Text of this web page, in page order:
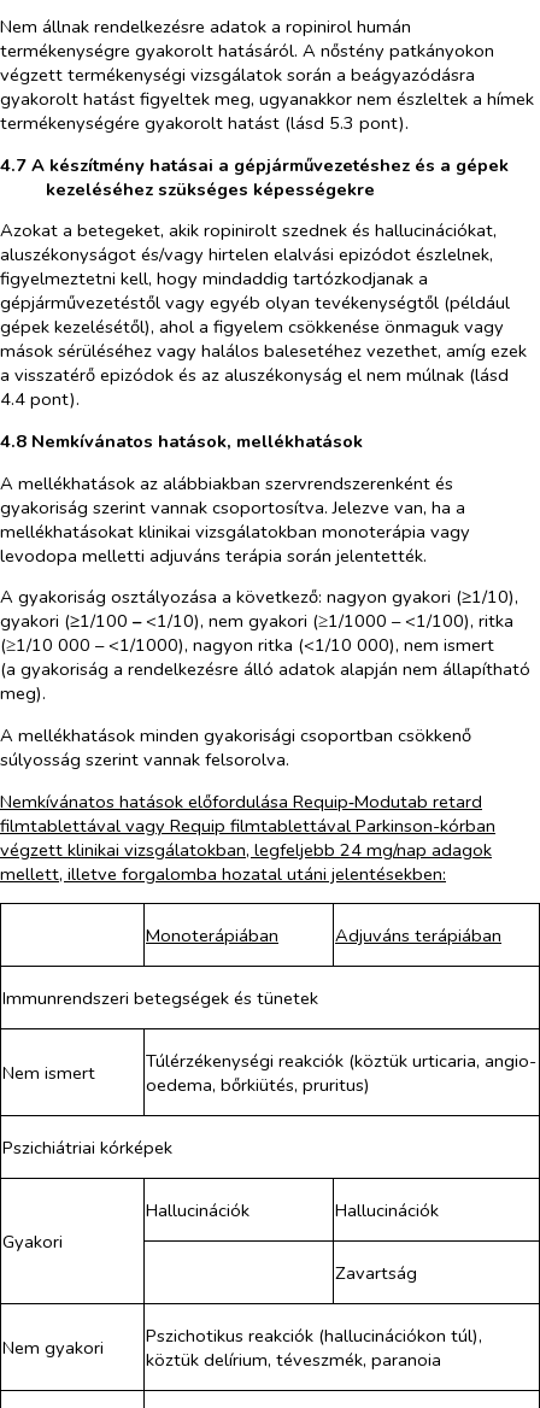
Nem állnak rendelkezésre adatok a ropinirol humán
termékenységre gyakorolt hatásáról. A nőstény patkányokon
végzett termékenységi vizsgálatok során a beágyazódásra
gyakorolt hatást figyeltek meg, ugyanakkor nem észleltek a hímek
termékenységére gyakorolt hatást (lásd 5.3 pont).
4.7 A készítmény hatásai a gépjárművezetéshez és a gépek
kezeléséhez szükséges képességekre
Azokat a betegeket, akik ropinirolt szednek és hallucinációkat,
aluszékonyságot és/vagy hirtelen elalvási epizódot észlelnek,
figyelmeztetni kell, hogy mindaddig tartózkodjanak a
gépjárművezetéstől vagy egyéb olyan tevékenységtől (például
gépek kezelésétől), ahol a figyelem csökkenése önmaguk vagy
mások sérüléséhez vagy halálos balesetéhez vezethet, amíg ezek
a visszatérő epizódok és az aluszékonyság el nem múlnak (lásd
4.4 pont).
4.8 Nemkívánatos hatások, mellékhatások
A mellékhatások az alábbiakban szervrendszerenként és
gyakoriság szerint vannak csoportosítva. Jelezve van, ha a
mellékhatásokat klinikai vizsgálatokban monoterápia vagy
levodopa melletti adjuváns terápia során jelentették.
A gyakoriság osztályozása a következő: nagyon gyakori (≥1/10),
gyakori (≥1/100 – <1/10), nem gyakori (≥1/1000 – <1/100), ritka
(≥1/10 000 – <1/1000), nagyon ritka (<1/10 000), nem ismert
(a gyakoriság a rendelkezésre álló adatok alapján nem állapítható
meg).
A mellékhatások minden gyakorisági csoportban csökkenő
súlyosság szerint vannak felsorolva.
Nemkívánatos hatások előfordulása Requip‑Modutab retard
filmtablettával vagy Requip filmtablettával Parkinson-kórban
végzett klinikai vizsgálatokban, legfeljebb 24 mg/nap adagok
mellett, illetve forgalomba hozatal utáni jelentésekben:
Monoterápiában Adjuváns terápiában
Immunrendszeri betegségek és tünetek
Nem ismert
Túlérzékenységi reakciók (köztük urticaria, angio-
oedema, bőrkiütés, pruritus)
Pszichiátriai kórképek
Gyakori
Hallucinációk Hallucinációk
Zavartság
Nem gyakori
Pszichotikus reakciók (hallucinációkon túl),
köztük delírium, téveszmék, paranoia